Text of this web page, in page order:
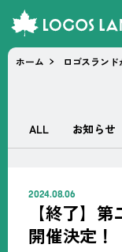
ホーム ロゴスラン
ALL お知らせ
【終了】
開催決定！
2024.08.06